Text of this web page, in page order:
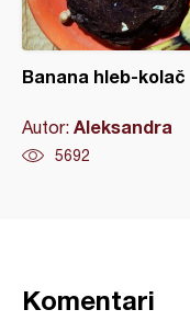
Banana hleb-kolač
Autor: Aleksandra
5692
Komentari